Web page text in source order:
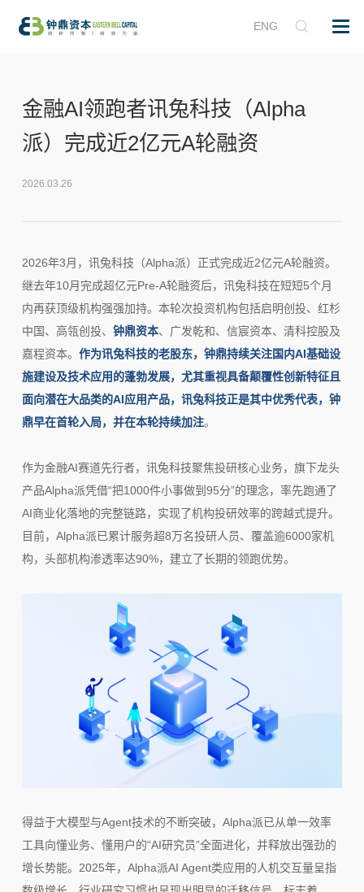
ENG
金融AI领跑者讯兔科技（Alpha
派）完成近2亿元A轮融资
2026.03.26
2026年3月，讯兔科技（Alpha派）正式完成近2亿元A轮融资。
继去年10月完成超亿元Pre-A轮融资后，讯兔科技在短短5个月
内再获顶级机构强强加持。本轮次投资机构包括启明创投、红杉
中国、高瓴创投、 钟鼎资本、广发乾和、信宸资本、清科控股及
嘉程资本。 作为讯兔科技的老股东，钟鼎持续关注国内AI基础设
施建设及技术应用的蓬勃发展，尤其重视具备颠覆性创新特征且
面向潜在大品类的AI应用产品，讯兔科技正是其中优秀代表，钟
鼎早在首轮入局，并在本轮持续加注。
作为金融AI赛道先行者，讯兔科技聚焦投研核心业务，旗下龙头
产品Alpha派凭借“把1000件小事做到95分”的理念，率先跑通了
AI商业化落地的完整链路，实现了机构投研效率的跨越式提升。
目前，Alpha派已累计服务超8万名投研人员、覆盖逾6000家机
构，头部机构渗透率达90%，建立了长期的领跑优势。
得益于大模型与Agent技术的不断突破，Alpha派已从单一效率
工具向懂业务、懂用户的“AI研究员”全面进化，并释放出强劲的
增长势能。2025年，Alpha派AI Agent类应用的人机交互量呈指